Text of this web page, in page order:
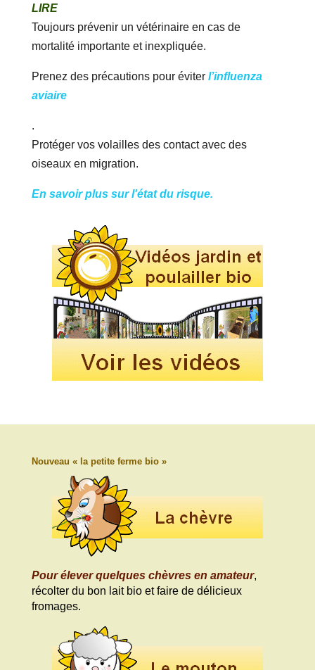
LIRE
Toujours prévenir un vétérinaire en cas de
mortalité importante et inexpliquée.
Prenez des précautions pour éviter l’influenza
aviaire
.
Protéger vos volailles des contact avec des
oiseaux en migration.
En savoir plus sur l'état du risque.
Nouveau « la petite ferme bio »
Pour élever quelques chèvres en amateur,
récolter du bon lait bio et faire de délicieux
fromages.